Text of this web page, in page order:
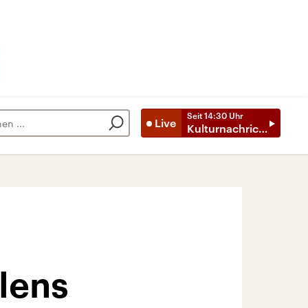
Live
Seit 14:30 Uhr
Kulturnachrichten